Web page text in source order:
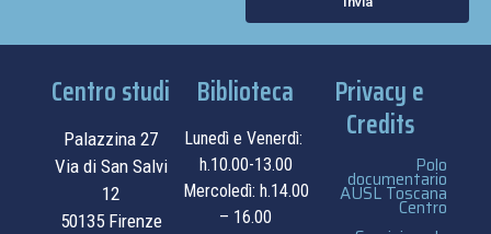
Centro studi
Palazzina 27
Via di San Salvi
12
50135 Firenze
Biblioteca
Lunedì e Venerdì:
h.10.00-13.00
Mercoledì: h.14.00
– 16.00
Privacy e
Credits
Polo
documentario
AUSL Toscana
Centro